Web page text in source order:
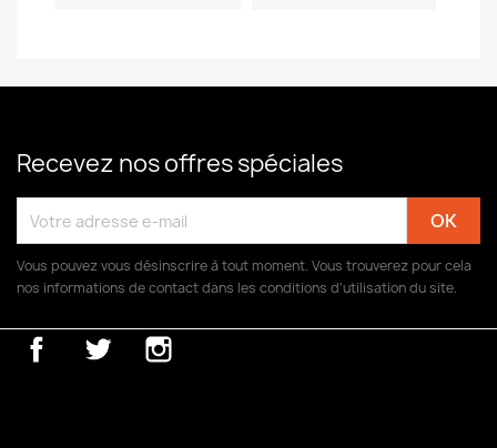
Recevez nos offres spéciales
Vous pouvez vous désinscrire à tout moment. Vous trouverez pour cela
nos informations de contact dans les conditions d'utilisation du site.
FacebookTwitter